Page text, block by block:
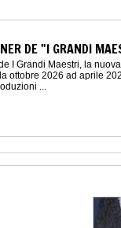
DE "I GRANDI
I Grandi Maestri, la
ottobre 2026 ad aprile
...